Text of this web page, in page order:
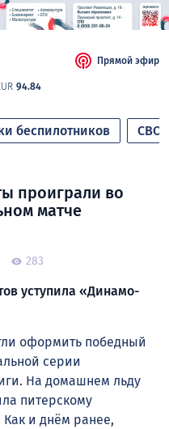
94.84
Прямой эфир
беспилотников СВО
проиграли во
матче
283
уступила «Динамо-
оформить победный
серии
На домашнем льду
питерскому
и днём ранее,